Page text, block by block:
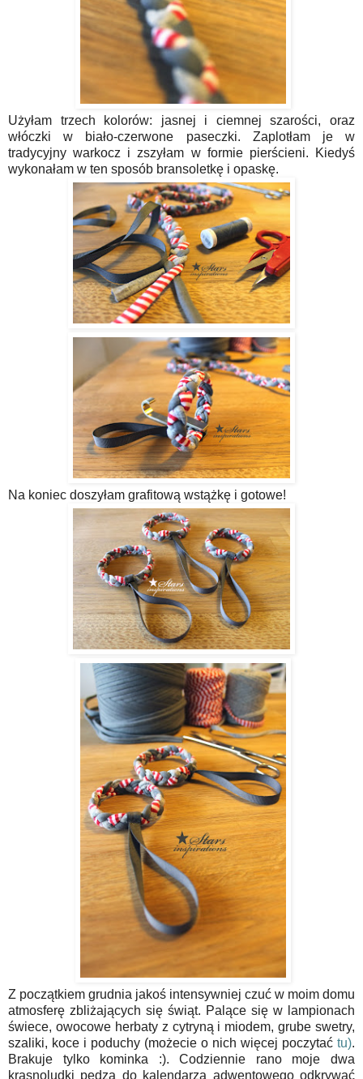
Użyłam trzech kolorów: jasnej i ciemnej szarości, oraz
włóczki w biało-czerwone paseczki. Zaplotłam je w
tradycyjny warkocz i zszyłam w formie pierścieni. Kiedyś
wykonałam w ten sposób bransoletkę i opaskę.
Na koniec doszyłam grafitową wstążkę i gotowe!
Z początkiem grudnia jakoś intensywniej czuć w moim domu
atmosferę zbliżających się świąt. Palące się w lampionach
świece, owocowe herbaty z cytryną i miodem, grube swetry,
szaliki, koce i poduchy (możecie o nich więcej poczytać tu).
Brakuje tylko kominka :). Codziennie rano moje dwa
krasnoludki pędzą do kalendarza adwentowego odkrywać